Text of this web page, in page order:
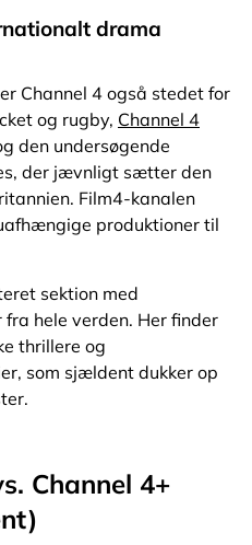
drama
Channel 4 også stedet for
og rugby, Channel 4
den undersøgende
der jævnligt sætter den
Film4-kanalen
produktioner til
sektion med
hele verden. Her finder
thrillere og
som sjældent dukker op
Channel 4+